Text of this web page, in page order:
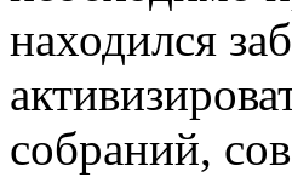
находился
собраний,